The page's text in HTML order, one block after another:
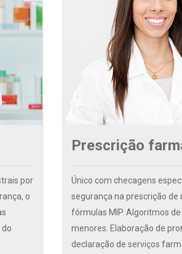
por
o
Prescrição
Único com checagens
segurança na prescrição de
fórmulas MIP. Algoritmos
menores. Elaboração de
declaração de serviços